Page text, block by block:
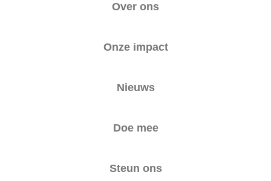
Over ons
Onze impact
Nieuws
Doe mee
Steun ons